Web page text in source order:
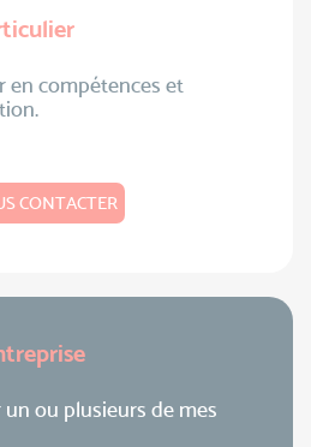
en compétences et
CONTACTER
ou plusieurs de mes